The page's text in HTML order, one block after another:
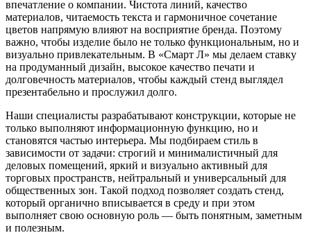
впечатление о компании. Чистота линий, качество
материалов, читаемость текста и гармоничное сочетание
цветов напрямую влияют на восприятие бренда. Поэтому
важно, чтобы изделие было не только функциональным, но и
визуально привлекательным. В «Смарт Л» мы делаем ставку
на продуманный дизайн, высокое качество печати и
долговечность материалов, чтобы каждый стенд выглядел
презентабельно и прослужил долго.
Наши специалисты разрабатывают конструкции, которые не
только выполняют информационную функцию, но и
становятся частью интерьера. Мы подбираем стиль в
зависимости от задачи: строгий и минималистичный для
деловых помещений, яркий и визуально активный для
торговых пространств, нейтральный и универсальный для
общественных зон. Такой подход позволяет создать стенд,
который органично вписывается в среду и при этом
выполняет свою основную роль — быть понятным, заметным
и полезным.